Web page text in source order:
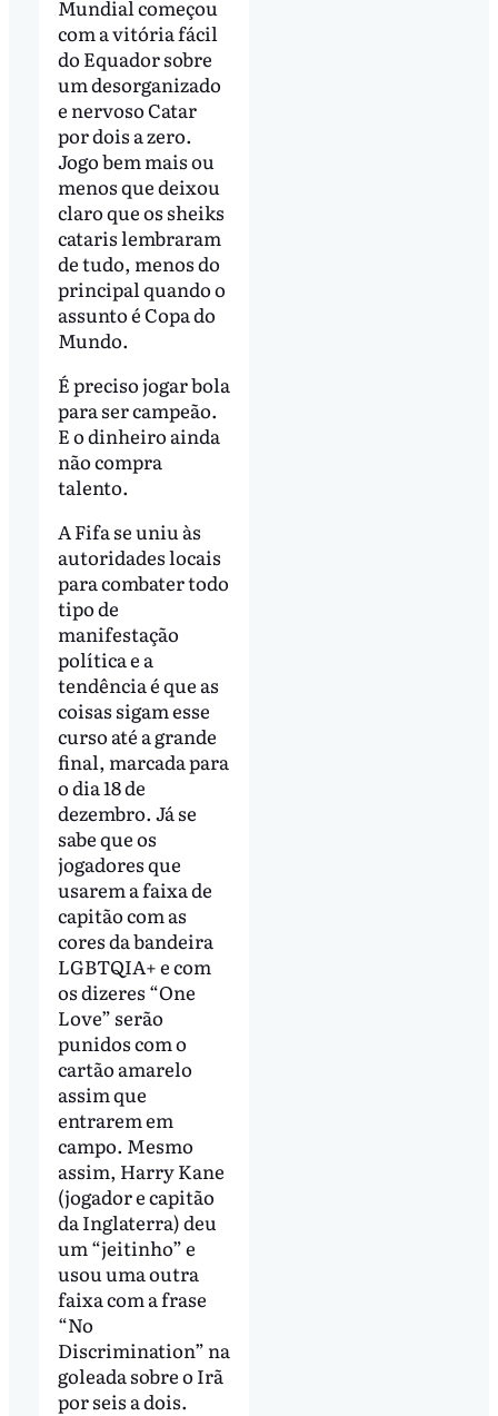
Mundial começou
com a vitória fácil
do Equador sobre
um desorganizado
e nervoso Catar
por dois a zero.
Jogo bem mais ou
menos que deixou
claro que os sheiks
cataris lembraram
de tudo, menos do
principal quando o
assunto é Copa do
Mundo.
É preciso jogar bola
para ser campeão.
E o dinheiro ainda
não compra
talento.
A Fifa se uniu às
autoridades locais
para combater todo
tipo de
manifestação
política e a
tendência é que as
coisas sigam esse
curso até a grande
final, marcada para
o dia 18 de
dezembro. Já se
sabe que os
jogadores que
usarem a faixa de
capitão com as
cores da bandeira
LGBTQIA+ e com
os dizeres “One
Love” serão
punidos com o
cartão amarelo
assim que
entrarem em
campo. Mesmo
assim, Harry Kane
(jogador e capitão
da Inglaterra) deu
um “jeitinho” e
usou uma outra
faixa com a frase
“No
Discrimination” na
goleada sobre o Irã
por seis a dois.